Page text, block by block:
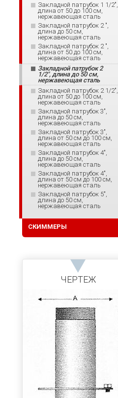
Закладной патрубок 1 1/2",
длина от 50 до 100 см,
нержавеющая сталь
Закладной патрубок 2 ",
длина до 50 см,
нержавеющая сталь
Закладной патрубок 2 ",
длина от 50 до 100 см,
нержавеющая сталь
Закладной патрубок 2
1/2", длина до 50 см,
нержавеющая сталь
Закладной патрубок 2 1/2",
длина от 50 до 100 см,
нержавеющая сталь
Закладной патрубок 3",
длина до 50 см,
нержавеющая сталь
Закладной патрубок 3",
длина от 50 см до 100 см,
нержавеющая сталь
Закладной патрубок 4",
длина до 50 см,
нержавеющая сталь
Закладной патрубок 4",
длина от 50 см до 100 см,
нержавеющая сталь
Закладной патрубок 5",
длина до 50 см,
нержавеющая сталь
СКИММЕРЫ
ЧЕРТЕЖ